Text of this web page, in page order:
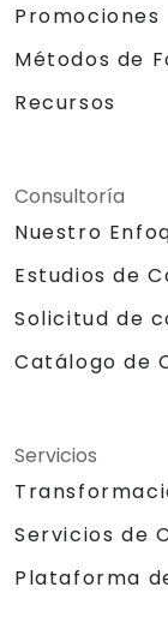
Promociones
Métodos de
Recursos
Consultoría
Nuestro
Estudios de
Solicitud de
Catálogo de
Servicios
Servicios de
Plataforma